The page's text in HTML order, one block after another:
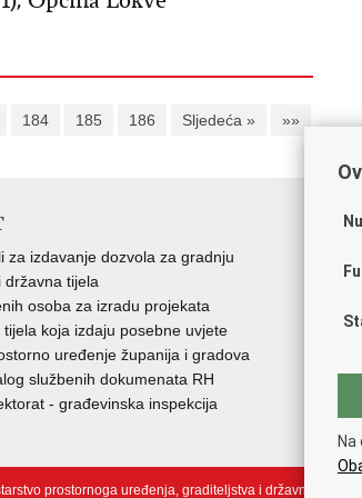
184 185 186 Sljedeća » »»
za izdavanje dozvola za gradnju
državna tijela
osoba za izradu projekata
koja izdaju posebne uvjete
uređenje županija i gradova
službenih dokumenata RH
- građevinska inspekcija
prostornoga uređenja, graditeljstva i državne imovine.